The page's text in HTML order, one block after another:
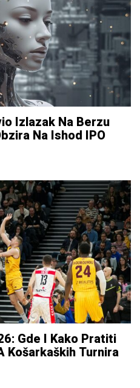
Izlazak Na Berzu
Na Ishod IPO
Gde I Kako Pratiti
Košarkaških Turnira